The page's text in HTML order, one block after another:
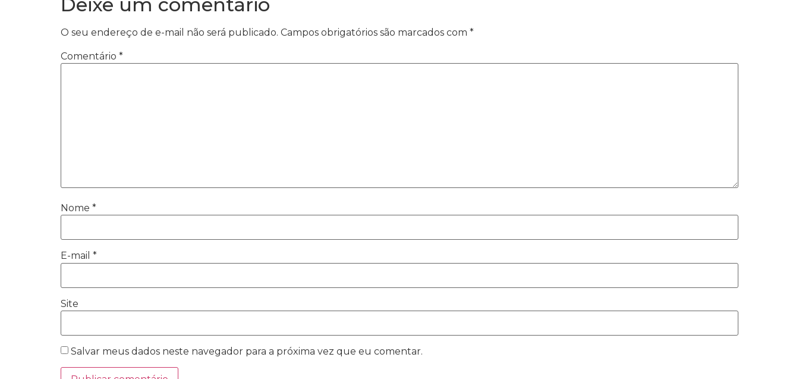
Deixe um comentário
O seu endereço de e-mail não será publicado. Campos obrigatórios são marcados com *
Comentário *
Nome *
E-mail *
Site
Salvar meus dados neste navegador para a próxima vez que eu comentar.